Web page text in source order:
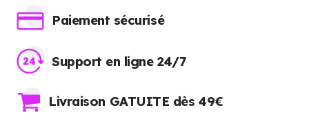
Paiement sécurisé
Support en ligne 24/7
Livraison GATUITE dès 49€